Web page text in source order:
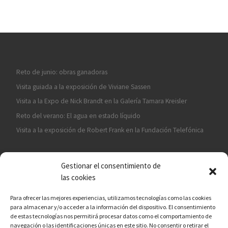
Gestionar el consentimiento de
las cookies
Para ofrecer las mejores experiencias, utilizamos tecnologías como las cookies
para almacenar y/o acceder a la información del dispositivo. El consentimiento
de estas tecnologías nos permitirá procesar datos como el comportamiento de
navegación o las identificaciones únicas en este sitio. No consentir o retirar el
Reto de junio: obras ganadoras
Visita guiada a la exposición de Viviane Sassen
Visita a la Expo de Nick Brandt en la Galería Tamara Kreisler
Reto del verano: El agua en estado líquido
Visita a la exposición de Robert Frank en la Fundación Telefónica
¡ASÓCIATE A CÁMARA EN MANO!